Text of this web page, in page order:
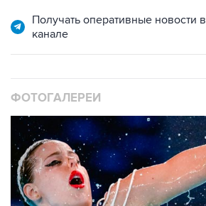
Получать оперативные новости
канале
ФОТОГАЛЕРЕИ